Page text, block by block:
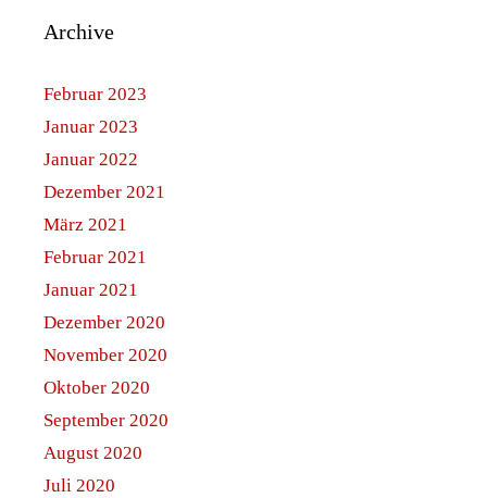
Archive
Februar 2023
Januar 2023
Januar 2022
Dezember 2021
März 2021
Februar 2021
Januar 2021
Dezember 2020
November 2020
Oktober 2020
September 2020
August 2020
Juli 2020